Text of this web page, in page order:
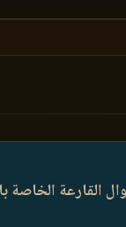
القارعة الخاصة